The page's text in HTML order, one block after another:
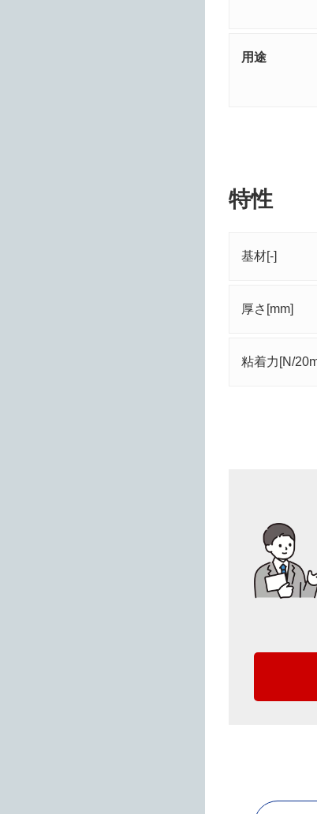
用途
特性
基材[-]
厚さ[mm]
粘着力[N/